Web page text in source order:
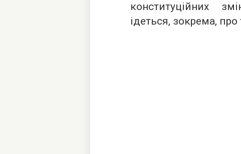
конституційних
ідеться, зокрема, про